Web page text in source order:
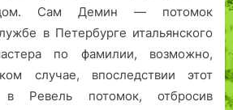
дом. Сам Демин — потомок
в Петербурге итальянского
по фамилии, возможно,
случае, впоследствии этот
в Ревель потомок, отбросив